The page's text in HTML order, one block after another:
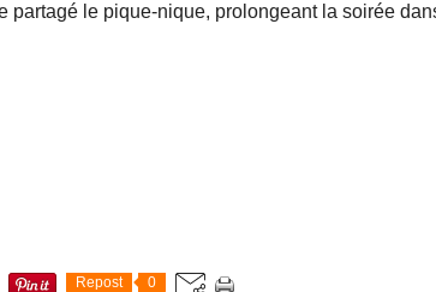
partagé le pique-nique, prolongeant la soirée
Repost 0